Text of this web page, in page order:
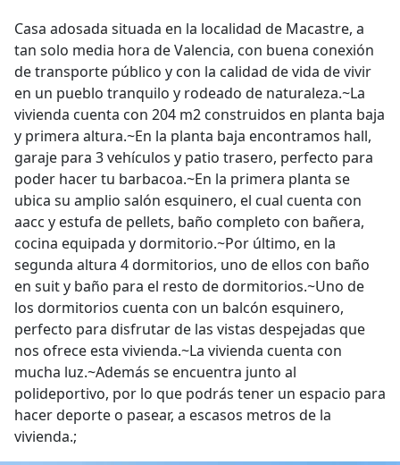
Casa adosada situada en la localidad de Macastre, a
tan solo media hora de Valencia, con buena conexión
de transporte público y con la calidad de vida de vivir
en un pueblo tranquilo y rodeado de naturaleza.~La
vivienda cuenta con 204 m2 construidos en planta baja
y primera altura.~En la planta baja encontramos hall,
garaje para 3 vehículos y patio trasero, perfecto para
poder hacer tu barbacoa.~En la primera planta se
ubica su amplio salón esquinero, el cual cuenta con
aacc y estufa de pellets, baño completo con bañera,
cocina equipada y dormitorio.~Por último, en la
segunda altura 4 dormitorios, uno de ellos con baño
en suit y baño para el resto de dormitorios.~Uno de
los dormitorios cuenta con un balcón esquinero,
perfecto para disfrutar de las vistas despejadas que
nos ofrece esta vivienda.~La vivienda cuenta con
mucha luz.~Además se encuentra junto al
polideportivo, por lo que podrás tener un espacio para
hacer deporte o pasear, a escasos metros de la
vivienda.;